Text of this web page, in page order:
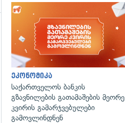
გადახედვა
ეკონომიკა
საქართველოს ბანკის
გზავნილების გათამაშების მეორე
კვირის გამარჯვებულები
გამოვლინდნენ